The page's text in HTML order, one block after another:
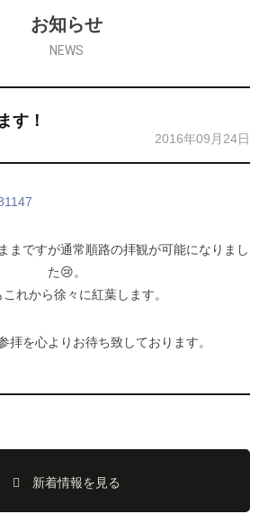
お知らせ
NEWS
す！
2016年09月24日
まですが通常順路の拝観が可能になりまし
た😢。
れから徐々に紅葉します。
拝を心よりお待ち致しております。
新着情報を見る